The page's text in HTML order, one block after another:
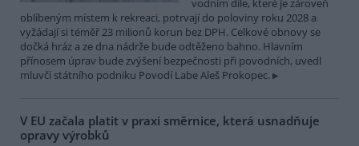
oblíbeným místem k rekreaci, potrvají do poloviny roku 2028 a
vyžádají si téměř 23 milionů korun bez DPH. Celkové obnovy se
dočká hráz a ze dna nádrže bude odtěženo bahno. Hlavním
přínosem úprav bude zvýšení bezpečnosti při povodních, uvedl
mluvčí státního podniku Povodí Labe Aleš Prokopec.
V EU začala platit v praxi směrnice, která usnadňuje
opravy výrobků